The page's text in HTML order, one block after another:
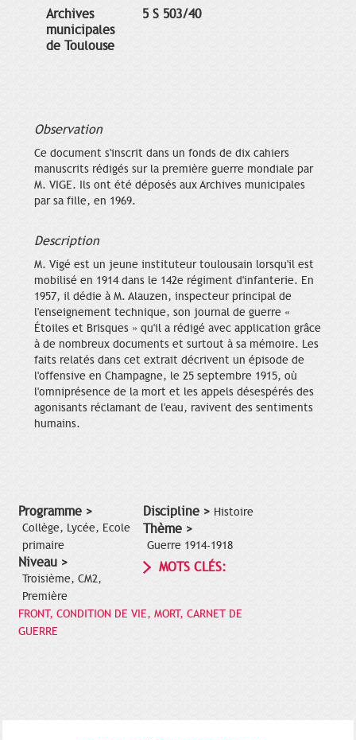
Archives
municipales
de Toulouse
5 S 503/40
Observation
Ce document s'inscrit dans un fonds de dix cahiers
manuscrits rédigés sur la première guerre mondiale par
M. VIGE. Ils ont été déposés aux Archives municipales
par sa fille, en 1969.
Description
M. Vigé est un jeune instituteur toulousain lorsqu'il est
mobilisé en 1914 dans le 142e régiment d'infanterie. En
1957, il dédie à M. Alauzen, inspecteur principal de
l'enseignement technique, son journal de guerre «
Étoiles et Brisques » qu'il a rédigé avec application grâce
à de nombreux documents et surtout à sa mémoire. Les
faits relatés dans cet extrait décrivent un épisode de
l'offensive en Champagne, le 25 septembre 1915, où
l'omniprésence de la mort et les appels désespérés des
agonisants réclamant de l'eau, ravivent des sentiments
humains.
Programme >
Collège, Lycée, Ecole
primaire
Niveau >
Troisième, CM2,
Première
Discipline > Histoire
Thème >
Guerre 1914-1918
MOTS CLÉS:
FRONT, CONDITION DE VIE, MORT, CARNET DE
GUERRE